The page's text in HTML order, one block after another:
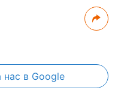
нас в Google